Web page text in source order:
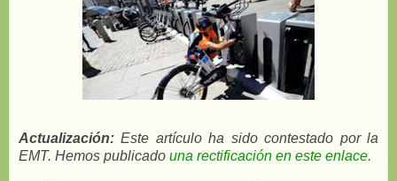
Actualización: Este artículo ha sido contestado por la
EMT. Hemos publicado una rectificación en este enlace.